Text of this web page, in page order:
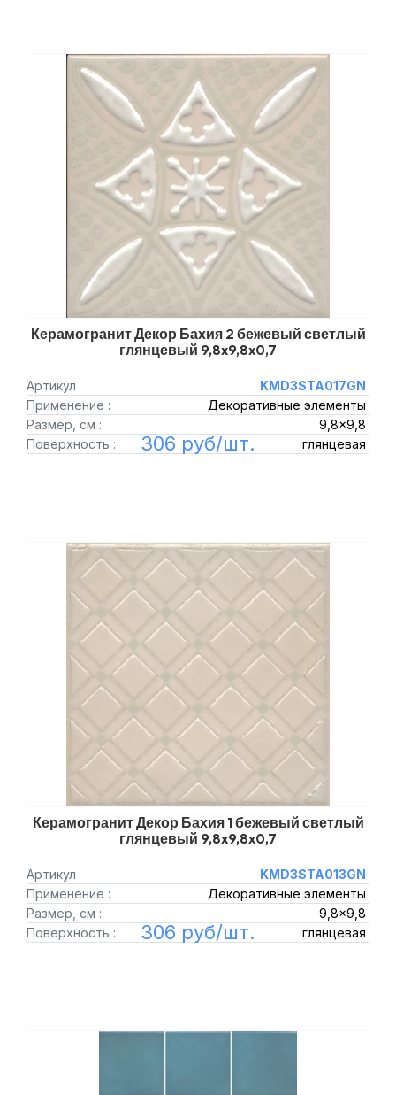
Керамогранит Декор Бахия 2 бежевый светлый
глянцевый 9,8x9,8x0,7
Артикул
KMD3STA017GN
Применение :
Декоративные элементы
Размер, см :
9,8x9,8
Поверхность :
глянцевая
306 руб/шт.
Керамогранит Декор Бахия 1 бежевый светлый
глянцевый 9,8x9,8x0,7
Артикул
KMD3STA013GN
Применение :
Декоративные элементы
Размер, см :
9,8x9,8
Поверхность :
глянцевая
306 руб/шт.